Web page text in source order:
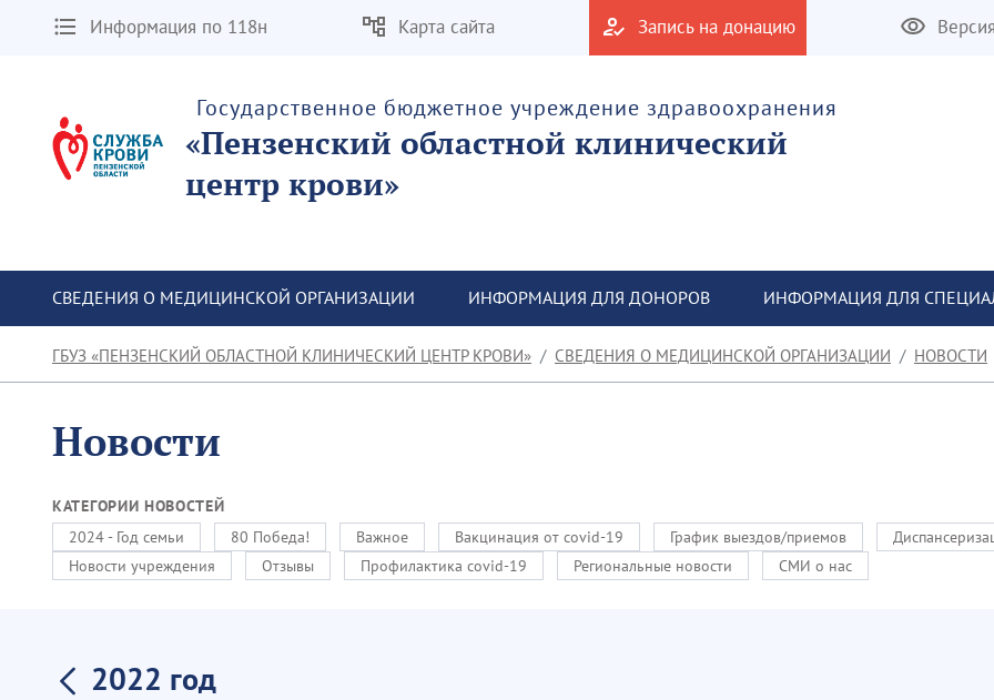
Информация по 118н Карта сайта Запись на донацию
Государственное бюджетное учреждение здравоохранения
«Пензенский областной клинический
центр крови»
СВЕДЕНИЯ О МЕДИЦИНСКОЙ ОРГАНИЗАЦИИ ИНФОРМАЦИЯ ДЛЯ ДОНОРОВ ИНФОРМАЦИЯ ДЛЯ
ГБУЗ «ПЕНЗЕНСКИЙ ОБЛАСТНОЙ КЛИНИЧЕСКИЙ ЦЕНТР КРОВИ» СВЕДЕНИЯ О МЕДИЦИНСКОЙ ОРГАНИЗАЦИИ НОВОСТИ
Новости
КАТЕГОРИИ НОВОСТЕЙ
2024 - Год семьи
80 Победа! Важное Вакцинация от covid-19 График выездов/приемов
Новости учреждения
Отзывы Профилактика covid-19 Региональные новости СМИ о нас
2022 год